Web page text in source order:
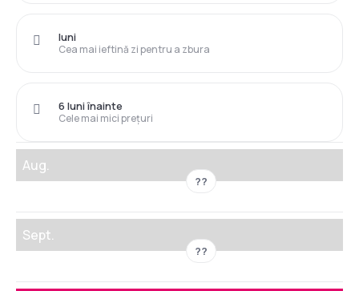
Cea mai ieftină zi pentru a zbura
luni
Cele mai mici prețuri
6 luni înainte
Aug.
??
Sept.
??